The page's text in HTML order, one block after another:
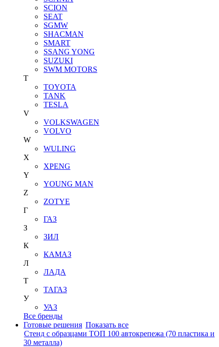
SCION
SEAT
SGMW
SHACMAN
SMART
SSANG YONG
SUZUKI
SWM MOTORS
T
TOYOTA
TANK
TESLA
V
VOLKSWAGEN
VOLVO
W
WULING
X
XPENG
Y
YOUNG MAN
Z
ZOTYE
Г
ГАЗ
З
ЗИЛ
К
КАМАЗ
Л
ЛАДА
Т
ТАГАЗ
У
УАЗ
Все бренды
Готовые решения Показать все
Стенд с образцами ТОП 100 автокрепежа (70 пластика и
30 металла)